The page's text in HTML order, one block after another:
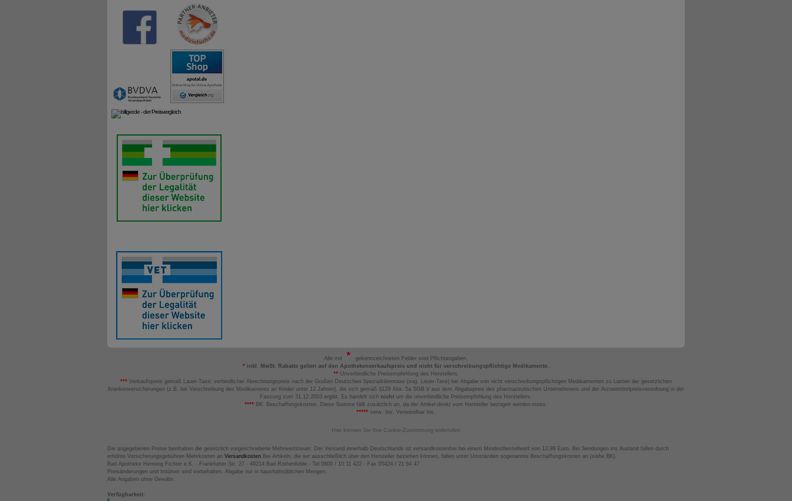
Alle mit
gekennzeichneten Felder sind Pflichtangaben.
* inkl. MwSt. Rabatte gelten auf den Apothekenverkaufspreis und nicht für verschreibungspflichtige Medikamente.
**Unverbindliche Preisempfehlung des Herstellers.
*** Verkaufspreis gemäß Lauer-Taxe; verbindlicher Abrechnungspreis nach der Großen Deutschen Spezialitätentaxe (sog. Lauer-Taxe) bei Abgabe von nicht verschreibungspflichtigen Medikamenten zu Lasten der gesetzlichen
Krankenversicherungen (z.B. bei Verschreibung des Medikaments an Kinder unter 12 Jahren), die sich gemäß §129 Abs. 5a SGB V aus dem Abgabepreis des pharmazeutischen Unternehmens und der Arzneimittelpreisverordnung in der
Fassung zum 31.12.2003 ergibt. Es handelt sich nicht um die unverbindliche Preisempfehlung des Herstellers.
**** BK: Beschaffungskosten. Diese Summe fällt zusätzlich an, da der Artikel direkt vom Hersteller bezogen werden muss.
***** verw. bis: Verwendbar bis.
Hier können Sie Ihre Cookie-Zustimmung widerrufen
Die angegebenen Preise beinhalten die gesetzlich vorgeschriebene Mehrwertsteuer. Der Versand innerhalb Deutschlands ist versandkostenfrei bei einem Mindestbestellwert von 13,99 Euro. Bei Sendungen ins Ausland fallen durch
erhöhte Versicherungsgebühren Mehrkosten an Versandkosten Bei Artikeln, die wir ausschließlich über den Hersteller beziehen können, fallen unter Umständen sogenannte Beschaffungskosten an (siehe BK).
Bad Apotheke Henning Fichter e.K. - Frankfurter Str. 27 - 49214 Bad Rothenfelde - Tel 0800 / 10 11 422 - Fax 05424 / 21 64 47
Preisänderungen und Irrtümer sind vorbehalten. Abgabe nur in haushaltsüblichen Mengen.
Alle Angaben ohne Gewähr.
Verfügbarkeit: